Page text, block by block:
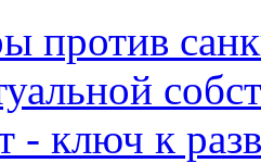
против
- ключ к